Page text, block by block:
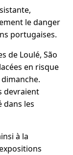
le danger
portugaises.
de Loulé, São
en risque
devraient
dans les
à la